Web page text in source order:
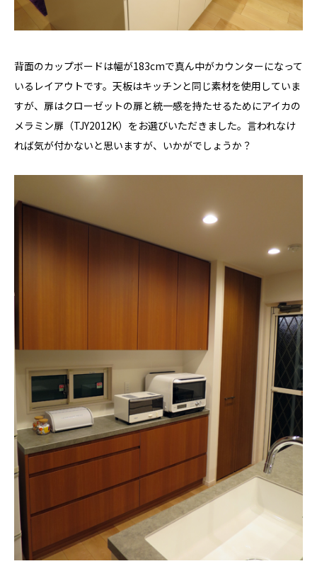
背面のカップボードは幅が183cmで真ん中がカウンターになって
いるレイアウトです。天板はキッチンと同じ素材を使用していま
すが、扉はクローゼットの扉と統一感を持たせるためにアイカの
メラミン扉（TJY2012K）をお選びいただきました。言われなけ
れば気が付かないと思いますが、いかがでしょうか？